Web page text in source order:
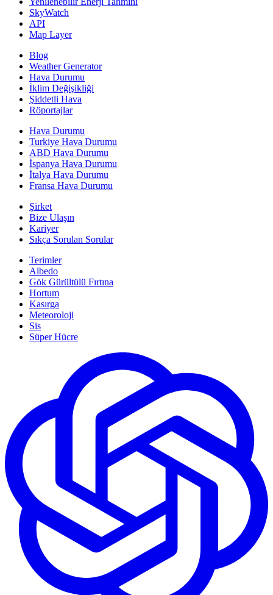
SkyWatch
API
Map Layer
Blog
Weather Generator
Hava Durumu
İklim Değişikliği
Şiddetli Hava
Röportajlar
Hava Durumu
Turkiye Hava Durumu
ABD Hava Durumu
İspanya Hava Durumu
İtalya Hava Durumu
Fransa Hava Durumu
Şirket
Bize Ulaşın
Kariyer
Sıkça Sorulan Sorular
Terimler
Albedo
Gök Gürültülü Fırtına
Hortum
Kasırga
Meteoroloji
Sis
Süper Hücre